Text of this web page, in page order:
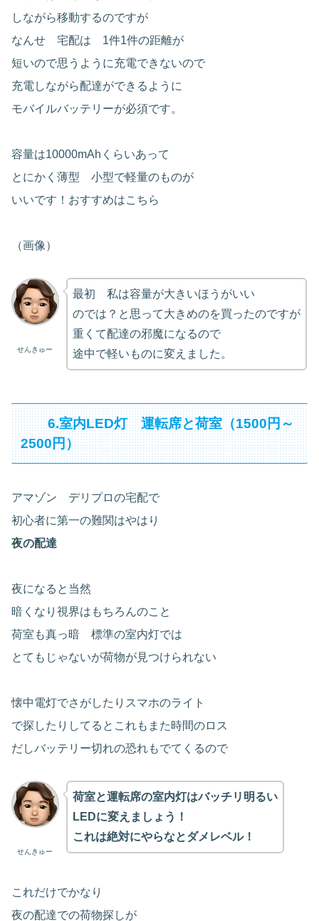
しながら移動するのですが
なんせ 宅配は 1件1件の距離が
短いので思うように充電できないので
充電しながら配達ができるように
モバイルバッテリーが必須です。
容量は10000mAhくらいあって
とにかく薄型 小型で軽量のものが
いいです！おすすめはこちら
（画像）
せんきゅー
最初 私は容量が大きいほうがいい
のでは？と思って大きめのを買ったのですが
重くて配達の邪魔になるので
途中で軽いものに変えました。
6.室内LED灯 運転席と荷室（1500円～
2500円）
アマゾン デリプロの宅配で
初心者に第一の難関はやはり
夜の配達
夜になると当然
暗くなり視界はもちろんのこと
荷室も真っ暗 標準の室内灯では
とてもじゃないが荷物が見つけられない
懐中電灯でさがしたりスマホのライト
で探したりしてるとこれもまた時間のロス
だしバッテリー切れの恐れもでてくるので
せんきゅー
荷室と運転席の室内灯はバッチリ明るい
LEDに変えましょう！
これは絶対にやらなとダメレベル！
これだけでかなり
夜の配達での荷物探しが